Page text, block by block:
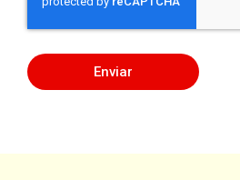
Enviar